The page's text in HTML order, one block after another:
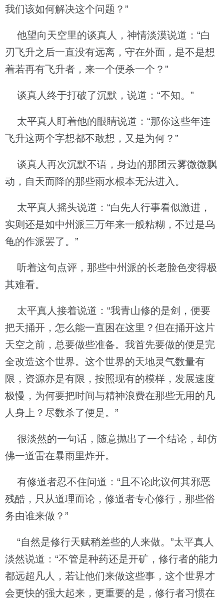
我们该如何解决这个问题？”
他望向天空里的谈真人，神情淡漠说道：“白
刃飞升之后一直没有远离，守在外面，是不是想
着若再有飞升者，来一个便杀一个？”
谈真人终于打破了沉默，说道：“不知。”
太平真人盯着他的眼睛说道：“那你这些年连
飞升这两个字想都不敢想，又是为何？”
谈真人再次沉默不语，身边的那团云雾微微飘
动，自天而降的那些雨水根本无法进入。
太平真人摇头说道：“白先人行事看似激进，
实则还是如中州派三万年来一般粘糊，不过是乌
龟的作派罢了。”
听着这句点评，那些中州派的长老脸色变得极
其难看。
太平真人接着说道：“我青山修的是剑，便要
把天捅开，怎么能一直困在这里？但在捅开这片
天空之前，总要做些准备。我首先要做的便是完
全改造这个世界。这个世界的天地灵气数量有
限，资源亦是有限，按照现有的模样，发展速度
极慢，为何要把时间与精神浪费在那些无用的凡
人身上？尽数杀了便是。”
很淡然的一句话，随意抛出了一个结论，却仿
佛一道雷在暴雨里炸开。
有修道者忍不住问道：“且不论此议何其邪恶
残酷，只从道理而论，修道者专心修行，那些俗
务由谁来做？”
“自然是修行天赋稍差些的人来做。”太平真人
淡然说道：“不管是种药还是开矿，修行者的能力
都远超凡人，若让他们来做这些事，这个世界才
会更快的强大起来，更重要的是，修行者习惯在